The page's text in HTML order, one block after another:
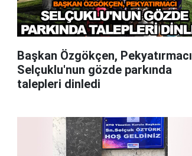
Başkan Özgökçen, Pekyatırmacı
Selçuklu'nun gözde parkında
talepleri dinledi